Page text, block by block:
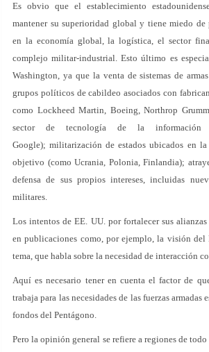
Es obvio que el establecimiento
mantener su superioridad global y tiene miedo de
en la economía global, la logística, el sector
complejo militar-industrial. Esto último es
Washington, ya que la venta de sistemas de
grupos políticos de cabildeo asociados con
como Lockheed Martin, Boeing, Northrop
sector de tecnología de la información
Google); militarización de estados ubicados en
objetivo (como Ucrania, Polonia, Finlandia);
defensa de sus propios intereses, incluidas
militares.
Los intentos de EE. UU. por fortalecer sus
en publicaciones como, por ejemplo, la visión del
tema, que habla sobre la necesidad de interacción
Aquí es necesario tener en cuenta el factor de
trabaja para las necesidades de las fuerzas armadas
fondos del Pentágono.
Pero la opinión general se refiere a regiones de